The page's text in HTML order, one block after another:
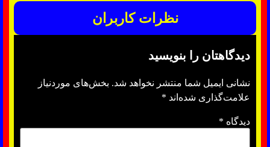
نظرات کاربران
دیدگاهتان را بنویسید
نشانی ایمیل شما منتشر نخواهد شد. بخش‌های موردنیاز
علامت‌گذاری شده‌اند *
دیدگاه *